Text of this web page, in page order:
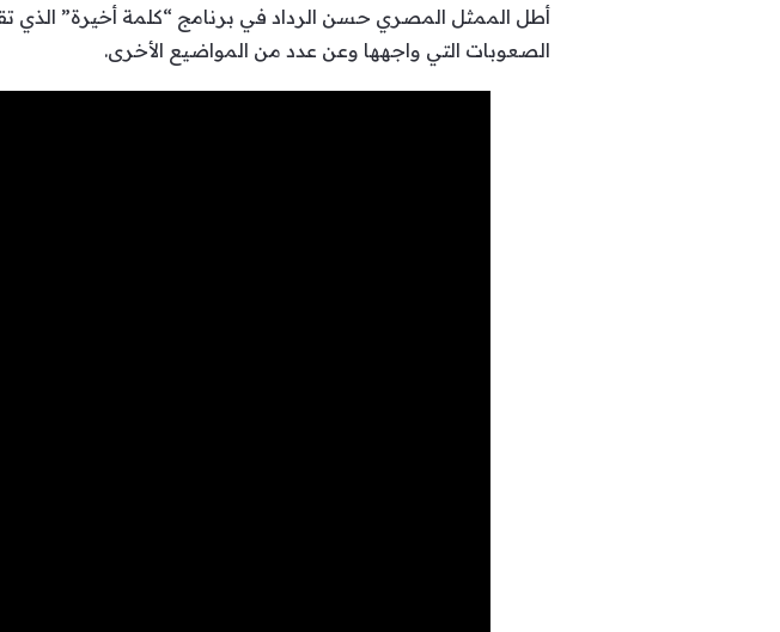
الصعوبات التي واجهها وعن عدد من المواضيع الأخرى.